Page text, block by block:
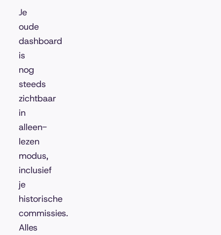
Je
oude
dashboard
is
nog
steeds
zichtbaar
in
alleen-
lezen
modus,
inclusief
je
historische
commissies.
Alles